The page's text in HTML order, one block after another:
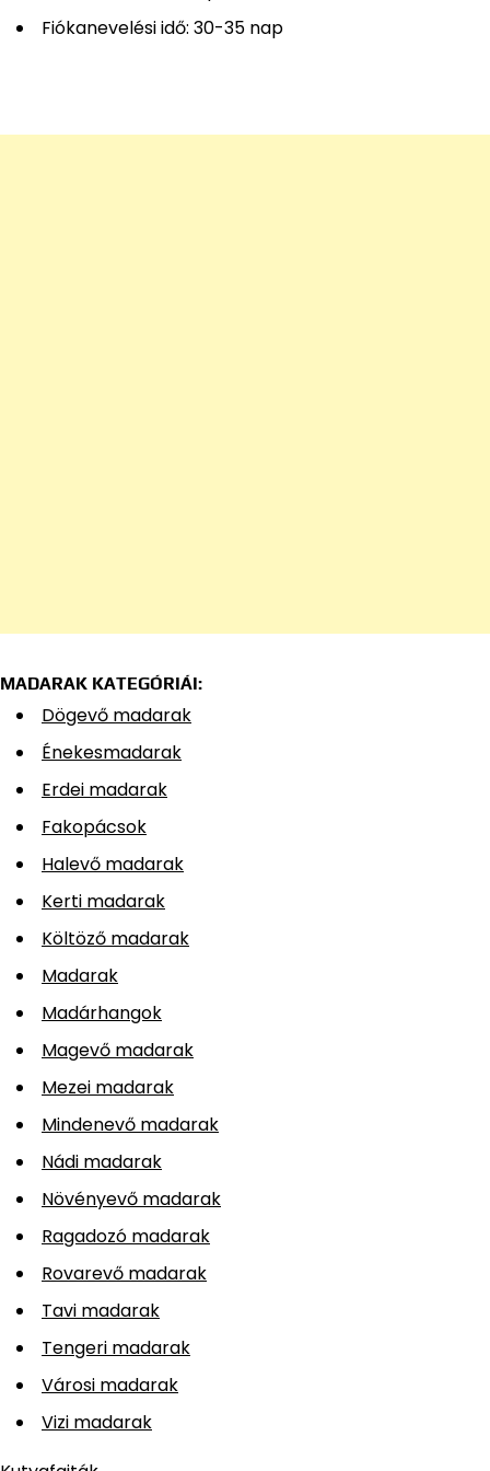
Fiókanevelési idő: 30-35 nap
MADARAK KATEGÓRIÁI:
Dögevő madarak
Énekesmadarak
Erdei madarak
Fakopácsok
Halevő madarak
Kerti madarak
Költöző madarak
Madarak
Madárhangok
Magevő madarak
Mezei madarak
Mindenevő madarak
Nádi madarak
Növényevő madarak
Ragadozó madarak
Rovarevő madarak
Tavi madarak
Tengeri madarak
Városi madarak
Vizi madarak